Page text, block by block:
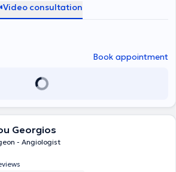
Video consultation
Book appointment
Georgios
- Angiologist